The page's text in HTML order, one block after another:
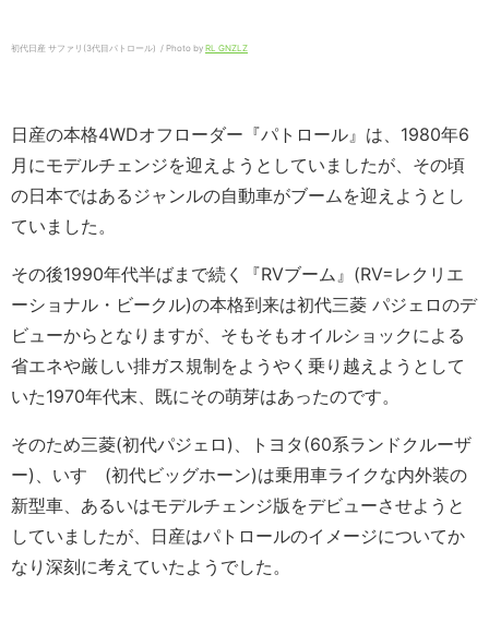
初代日産 サファリ(3代目パトロール) / Photo by RL GNZLZ
日産の本格4WDオフローダー『パトロール』は、1980年6
月にモデルチェンジを迎えようとしていましたが、その頃
の日本ではあるジャンルの自動車がブームを迎えようとし
ていました。
その後1990年代半ばまで続く『RVブーム』(RV=レクリエ
ーショナル・ビークル)の本格到来は初代三菱 パジェロのデ
ビューからとなりますが、そもそもオイルショックによる
省エネや厳しい排ガス規制をようやく乗り越えようとして
いた1970年代末、既にその萌芽はあったのです。
そのため三菱(初代パジェロ)、トヨタ(60系ランドクルーザ
ー)、いすゞ(初代ビッグホーン)は乗用車ライクな内外装の
新型車、あるいはモデルチェンジ版をデビューさせようと
していましたが、日産はパトロールのイメージについてか
なり深刻に考えていたようでした。